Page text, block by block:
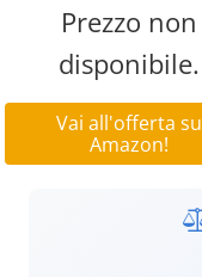
Prezzo non
disponibile.
Vai all'offerta su
Amazon!